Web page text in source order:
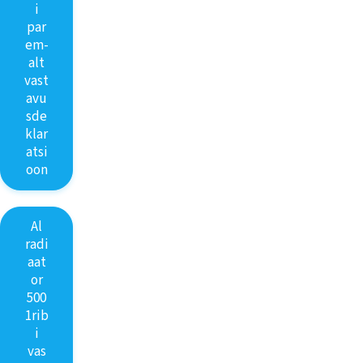
i
par
em-
alt
vast
avu
sde
klar
atsi
oon
Al
radi
aat
or
500
1rib
i
vas